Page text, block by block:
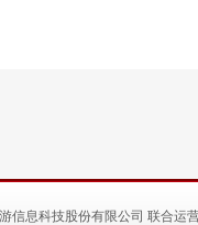
信息科技股份有限公司 联合运